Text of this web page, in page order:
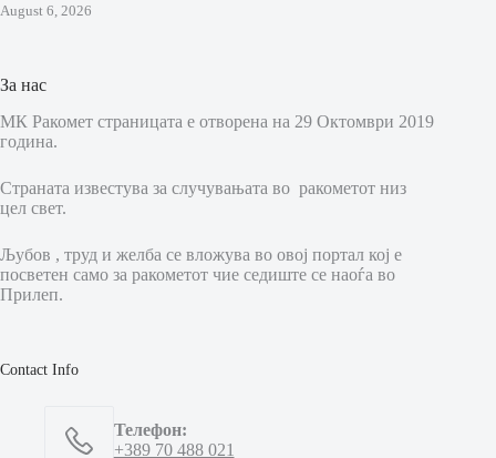
August 6, 2026
За нас
МК Ракомет страницата е отворена на 29 Октомври 2019
година.
Страната известува за случувањата во ракометот низ
цел свет.
Љубов , труд и желба се вложува во овој портал кој е
посветен само за ракометот чие седиште се наоѓа во
Прилеп.
Contact Info
Телефон:
+389 70 488 021